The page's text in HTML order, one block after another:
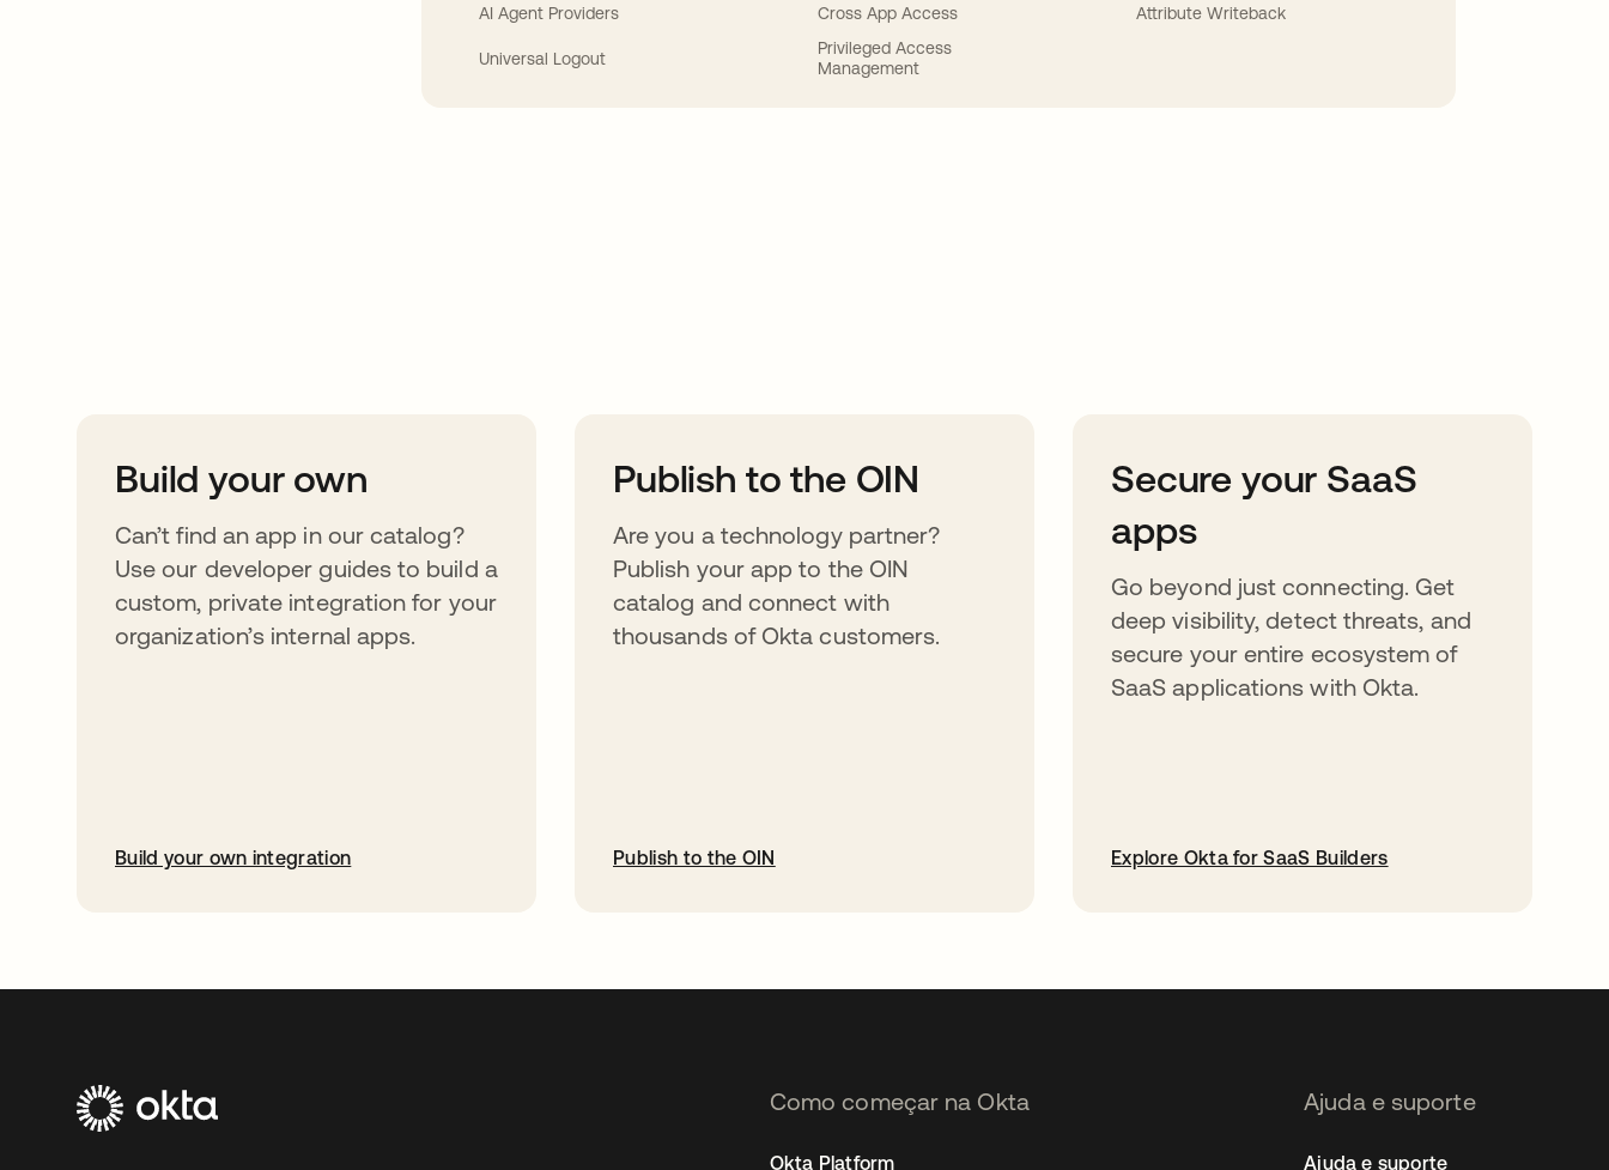
AI Agent Providers
Universal Logout
Cross App Access
Privileged Access
Management
Attribute Writeback
Build your own
Can’t find an app in our catalog?
Use our developer guides to build a
custom, private integration for your
organization’s internal apps.
Build your own integration
Publish to the OIN
Are you a technology partner?
Publish your app to the OIN
catalog and connect with
thousands of Okta customers.
Publish to the OIN
Secure your SaaS
apps
Go beyond just connecting. Get
deep visibility, detect threats, and
secure your entire ecosystem of
SaaS applications with Okta.
Explore Okta for SaaS Builders
Como começar na Okta
Okta Platform
Ajuda e suporte
Ajuda e suporte